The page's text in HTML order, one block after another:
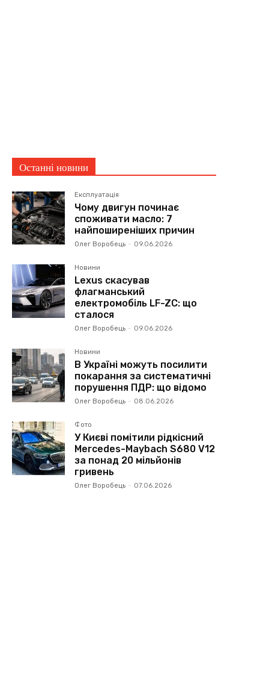
Останні новини
Експлуатація
Чому двигун починає
споживати масло: 7
найпоширеніших причин
Олег Воробець - 09.06.2026
Новини
Lexus скасував
флагманський
електромобіль LF-ZC: що
сталося
Олег Воробець - 09.06.2026
Новини
В Україні можуть посилити
покарання за систематичні
порушення ПДР: що відомо
Олег Воробець - 08.06.2026
Фото
У Києві помітили рідкісний
Mercedes-Maybach S680 V12
за понад 20 мільйонів
гривень
Олег Воробець - 07.06.2026